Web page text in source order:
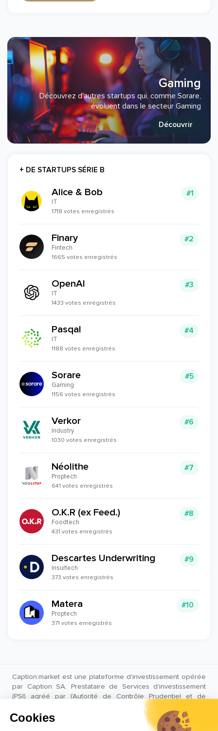
Gaming
Découvrez d'autres startups qui, comme Sorare,
évoluent dans le secteur Gaming
Découvrir
+ DE STARTUPS SÉRIE B
#1
Alice & Bob
IT
1718 votes enregistrés
#2
Finary
Fintech
1665 votes enregistrés
#3
OpenAI
IT
1433 votes enregistrés
#4
Pasqal
IT
1188 votes enregistrés
#5
Sorare
Gaming
1156 votes enregistrés
#6
Verkor
Industry
1030 votes enregistrés
#7
Néolithe
Proptech
641 votes enregistrés
#8
O.K.R (ex Feed.)
Foodtech
431 votes enregistrés
#9
Descartes Underwriting
Insurtech
373 votes enregistrés
#10
Matera
Proptech
371 votes enregistrés
Caption.market est une plateforme d'investissement opérée
par Caption SA, Prestataire de Services d'investissement
(PSI) agréé par l'Autorité de Contrôle Prudentiel et de
Résolution (ACPR) sous le numéro CIB 18683.
AVERTISSEMENT : Les performances passées ne préjugent
pas des performances futures. L’investissement dans des